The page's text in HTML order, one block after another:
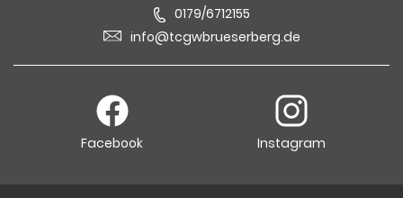
0179/6712155
info@tcgwbrueserberg.de
Facebook Instagram